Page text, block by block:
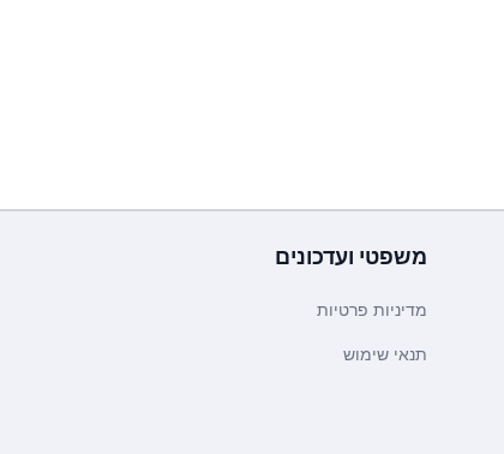
משפטי ועדכונים
מדיניות פרטיות
תנאי שימוש